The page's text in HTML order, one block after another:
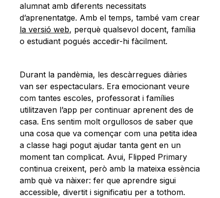
alumnat amb diferents necessitats
d’aprenentatge. Amb el temps, també vam crear
la versió web, perquè qualsevol docent, família
o estudiant pogués accedir-hi fàcilment.
Durant la pandèmia, les descàrregues diàries
van ser espectaculars. Era emocionant veure
com tantes escoles, professorat i famílies
utilitzaven l’app per continuar aprenent des de
casa. Ens sentim molt orgullosos de saber que
una cosa que va començar com una petita idea
a classe hagi pogut ajudar tanta gent en un
moment tan complicat. Avui, Flipped Primary
continua creixent, però amb la mateixa essència
amb què va nàixer: fer que aprendre sigui
accessible, divertit i significatiu per a tothom.